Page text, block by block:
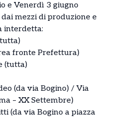
e Venerdì 3 giugno
dai mezzi di produzione e
interdetta:
fronte Prefettura)
(tutta)
(da via Bogino) / Via
– XX Settembre)
(da via Bogino a piazza